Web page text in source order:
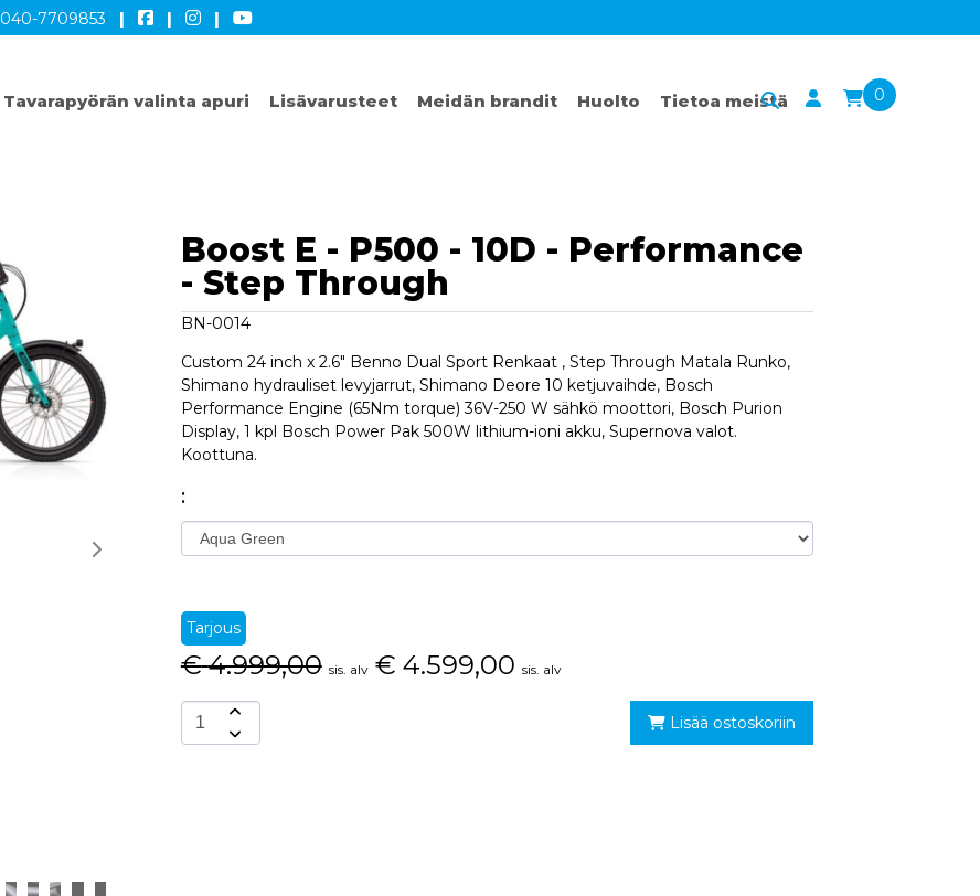
040-7709853 | | |
Tavarapyörän valinta apuri Lisävarusteet Meidän brandit Huolto Tietoa meistä 0
Boost E - P500 - 10D - Performance
- Step Through
BN-0014
Custom 24 inch x 2.6" Benno Dual Sport Renkaat , Step Through Matala Runko,
Shimano hydrauliset levyjarrut, Shimano Deore 10 ketjuvaihde, Bosch
Performance Engine (65Nm torque) 36V-250 W sähkö moottori, Bosch Purion
Display, 1 kpl Bosch Power Pak 500W lithium-ioni akku, Supernova valot.
Koottuna.
:
Tarjous
€ 4.999,00 sis. alv € 4.599,00 sis. alv
Lisää ostoskoriin